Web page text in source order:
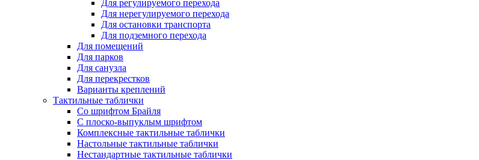
Для регулируемого перехода
Для нерегулируемого перехода
Для остановки транспорта
Для подземного перехода
Для помещений
Для парков
Для санузла
Для перекрестков
Варианты креплений
Тактильные таблички
Со шрифтом Брайля
С плоско-выпуклым шрифтом
Комплексные тактильные таблички
Настольные тактильные таблички
Нестандартные тактильные таблички